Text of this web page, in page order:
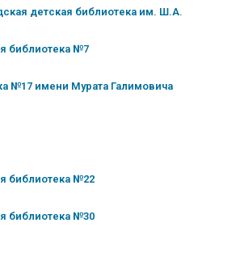
детская библиотека им. Ш.А.
библиотека №7
№17 имени Мурата Галимовича
библиотека №22
библиотека №30